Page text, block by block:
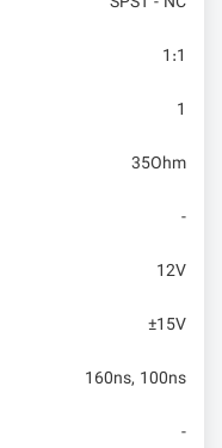
1:1
1
35Ohm
-
12V
±15V
160ns, 100ns
-